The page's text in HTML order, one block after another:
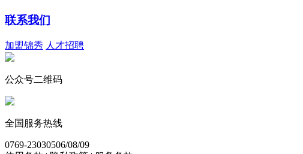
联系我们
加盟锦秀 人才招聘
公众号二维码
全国服务热线
0769-23030506/08/09